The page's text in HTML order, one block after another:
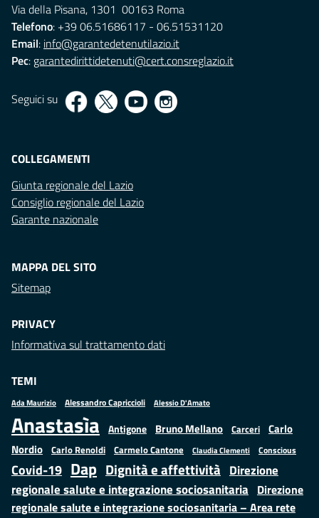
Via della Pisana, 1301 00163 Roma
Telefono: +39 06.51686117 - 06.51531120
Email: info@garantedetenutilazio.it
Pec: garantedirittidetenuti@cert.consreglazio.it
Seguici su
COLLEGAMENTI
Giunta regionale del Lazio
Consiglio regionale del Lazio
Garante nazionale
MAPPA DEL SITO
Sitemap
PRIVACY
Informativa sul trattamento dati
TEMI
Ada Maurizio Alessandro Capriccioli Alessio D'Amato
Anastasìa Antigone Bruno Mellano Carceri
Carlo
Nordio Carlo Renoldi Carmelo Cantone Claudia Clementi Conscious
Covid-19 Dap Dignità e affettività Direzione
regionale salute e integrazione sociosanitaria Direzione
regionale salute e integrazione sociosanitaria – Area rete